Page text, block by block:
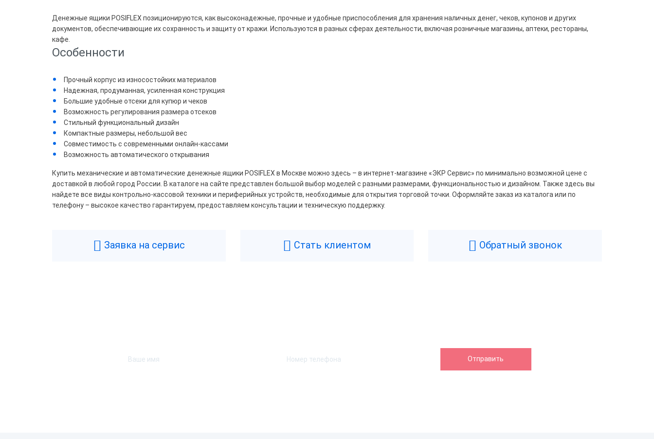
Бежевый Белый
Количество отделений
для купюр
Количество отделений
для монет
3 5 7 8
Денежные ящики POSIFLEX позиционируются, как высоконадежные, прочные и удобные приспособления для хранения наличных денег, чеков, купонов и других
документов, обеспечивающие их сохранность и защиту от кражи. Используются в разных сферах деятельности, включая розничные магазины, аптеки, рестораны,
кафе.
Особенности
Прочный корпус из износостойких материалов
Надежная, продуманная, усиленная конструкция
Большие удобные отсеки для купюр и чеков
Возможность регулирования размера отсеков
Стильный функциональный дизайн
Компактные размеры, небольшой вес
Совместимость с современными онлайн-кассами
Возможность автоматического открывания
Купить механические и автоматические денежные ящики POSIFLEX в Москве можно здесь – в интернет-магазине «ЭКР Сервис» по минимально возможной цене с
доставкой в любой город России. В каталоге на сайте представлен большой выбор моделей с разными размерами, функциональностью и дизайном. Также здесь вы
найдете все виды контрольно-кассовой техники и периферийных устройств, необходимые для открытия торговой точки. Оформляйте заказ из каталога или по
телефону – высокое качество гарантируем, предоставляем консультации и техническую поддержку.
Заявка на сервис Стать клиентом Обратный звонок